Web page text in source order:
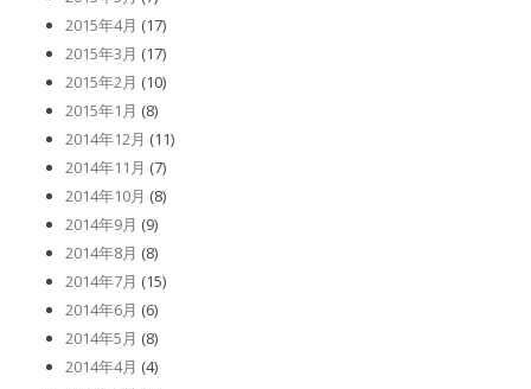
2015年4月 (17)
2015年3月 (17)
2015年2月 (10)
2015年1月 (8)
2014年12月 (11)
2014年11月 (7)
2014年10月 (8)
2014年9月 (9)
2014年8月 (8)
2014年7月 (15)
2014年6月 (6)
2014年5月 (8)
2014年4月 (4)